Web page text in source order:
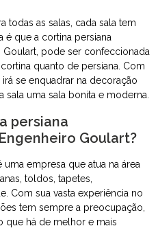
todas as salas, cada sala tem
é que a cortina persiana
pode ser confeccionada
quanto de persiana. Com
se enquadrar na decoração
sala uma sala bonita e moderna.
persiana
Goulart?
empresa que atua na área
toldos, tapetes,
Com sua vasta experiência no
tem sempre a preocupação,
que há de melhor e mais